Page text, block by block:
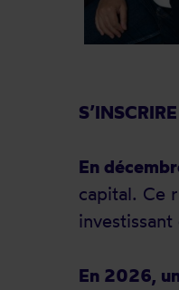
En
capital. Ce
En 2026,